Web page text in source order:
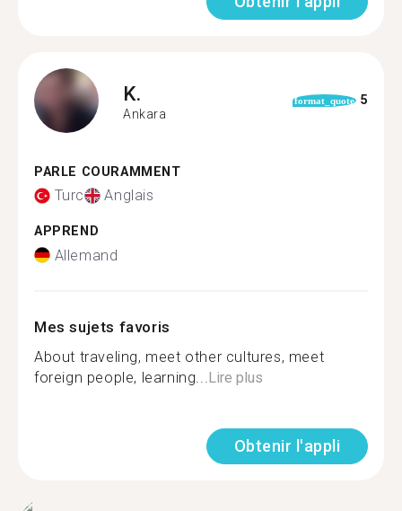
K.
Ankara
format_quote 5
PARLE COURAMMENT
Turc Anglais
APPREND
Allemand
Mes sujets favoris
About traveling, meet other cultures, meet
foreign people, learning... Lire plus
Obtenir l'appli